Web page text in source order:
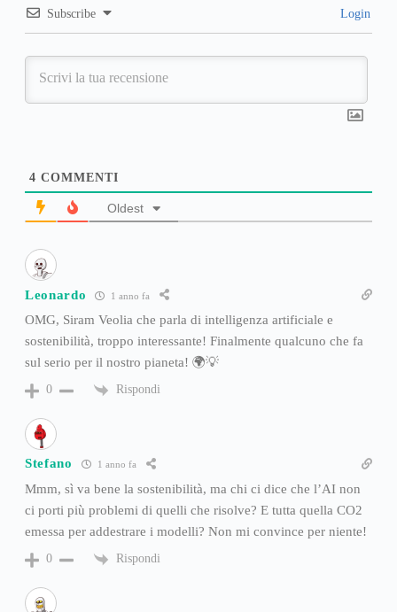
Subscribe Login
4 COMMENTI
Oldest
Leonardo 1 anno fa
OMG, Siram Veolia che parla di intelligenza artificiale e
sostenibilità, troppo interessante! Finalmente qualcuno che fa
sul serio per il nostro pianeta! 🌍💡
0 Rispondi
Stefano 1 anno fa
Mmm, sì va bene la sostenibilità, ma chi ci dice che l’AI non
ci porti più problemi di quelli che risolve? E tutta quella CO2
emessa per addestrare i modelli? Non mi convince per niente!
0 Rispondi